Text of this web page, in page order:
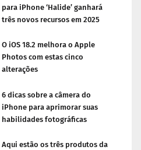
para iPhone ‘Halide’ ganhará
três novos recursos em 2025
O iOS 18.2 melhora o Apple
Photos com estas cinco
alterações
6 dicas sobre a câmera do
iPhone para aprimorar suas
habilidades fotográficas
Aqui estão os três produtos da